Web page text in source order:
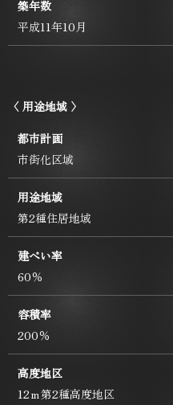
築年数
平成11年10月
〈 用途地域 〉
都市計画
市街化区域
用途地域
第2種住居地域
建ぺい率
60％
容積率
200％
高度地区
12ｍ第2種高度地区